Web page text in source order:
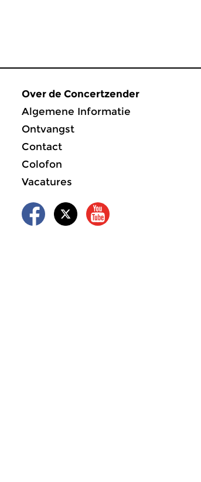
Over de Concertzender
Algemene Informatie
Ontvangst
Contact
Colofon
Vacatures